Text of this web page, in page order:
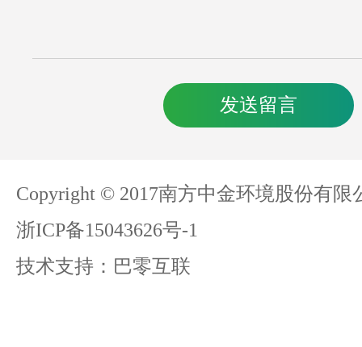
发送留言
Copyright © 2017南方中金环境股份有限
浙ICP备15043626号-1
技术支持： 巴零互联